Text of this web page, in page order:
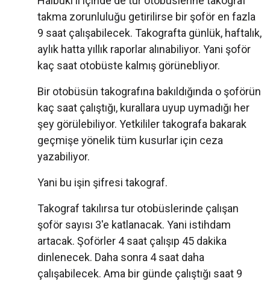
takma zorunluluğu getirilirse bir şoför en fazla
9 saat çalışabilecek. Takografta günlük, haftalık,
aylık hatta yıllık raporlar alınabiliyor. Yani şoför
kaç saat otobüste kalmış görünebliyor.
Bir otobüsün takografına bakıldığında o şoförün
kaç saat çalıştığı, kurallara uyup uymadığı her
şey görülebiliyor. Yetkililer takografa bakarak
geçmişe yönelik tüm kusurlar için ceza
yazabiliyor.
Yani bu işin şifresi takograf.
Takograf takılırsa tur otobüslerinde çalışan
şoför sayısı 3'e katlanacak. Yani istihdam
artacak. Şoförler 4 saat çalışıp 45 dakika
dinlenecek. Daha sonra 4 saat daha
çalışabilecek. Ama bir günde çalıştığı saat 9